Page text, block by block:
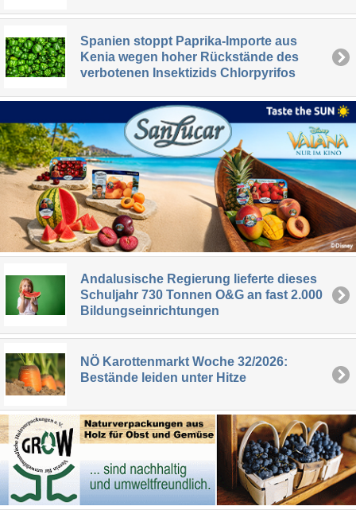
Spanien stoppt Paprika-Importe aus
Kenia wegen hoher Rückstände des
verbotenen Insektizids Chlorpyrifos
Andalusische Regierung lieferte dieses
Schuljahr 730 Tonnen O&G an fast 2.000
Bildungseinrichtungen
NÖ Karottenmarkt Woche 32/2026:
Bestände leiden unter Hitze